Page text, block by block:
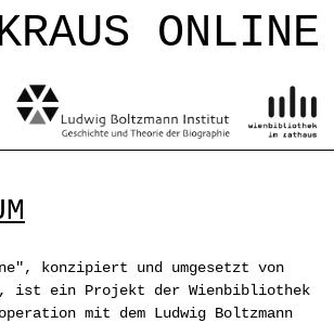
Jump to navigationONLINE
konzipiert und umgesetzt von
ist ein Projekt der Wienbibliothek
mit dem Ludwig Boltzmann